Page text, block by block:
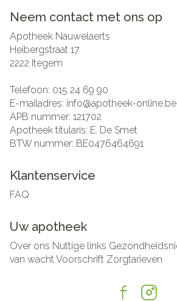
Neem contact met ons op
Apotheek Nauwelaerts
Heibergstraat 17
2222 Itegem
Telefoon: 015 24 69 90
E-mailadres: info@apotheek-online.be
APB nummer: 121702
Apotheek titularis: E. De Smet
BTW nummer: BE0476464691
Klantenservice
FAQ
Uw apotheek
Over ons Nuttige links
van wachtVoorschrift Zorgtarieven